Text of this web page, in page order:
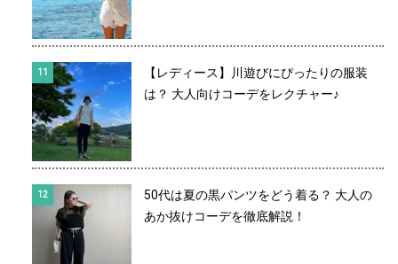
【レディース】川遊びにぴったりの服装
は？ 大人向けコーデをレクチャー♪
50代は夏の黒パンツをどう着る？ 大人の
あか抜けコーデを徹底解説！